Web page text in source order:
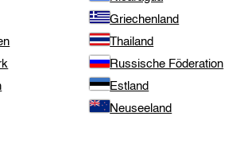
Griechenland
Thailand
Russische Föderation
Estland
Neuseeland